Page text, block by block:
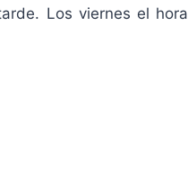
Los viernes el